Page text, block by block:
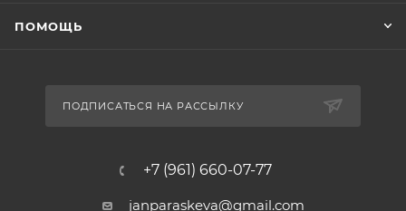
ПОМОЩЬ
ПОДПИСАТЬСЯ НА РАССЫЛКУ
+7 (961) 660-07-77
janparaskeva@gmail.com